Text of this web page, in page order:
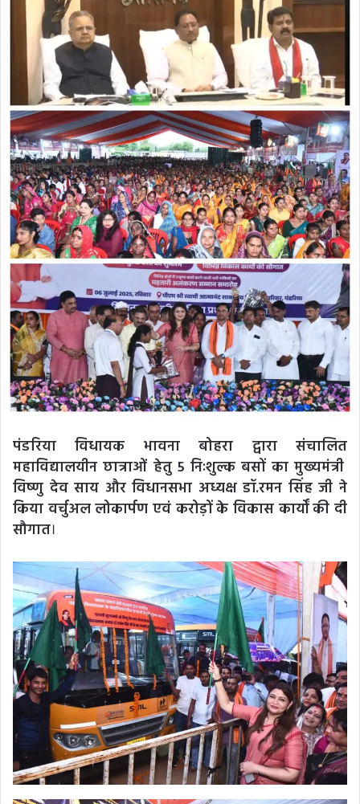
पंडरिया विधायक भावना बोहरा द्वारा संचालित
महाविद्यालयीन छात्राओं हेतु 5 निःशुल्क बसों का मुख्यमंत्री
विष्णु देव साय और विधानसभा अध्यक्ष डॉ.रमन सिंह जी ने
किया वर्चुअल लोकार्पण एवं करोड़ों के विकास कार्यों की दी
सौगात।